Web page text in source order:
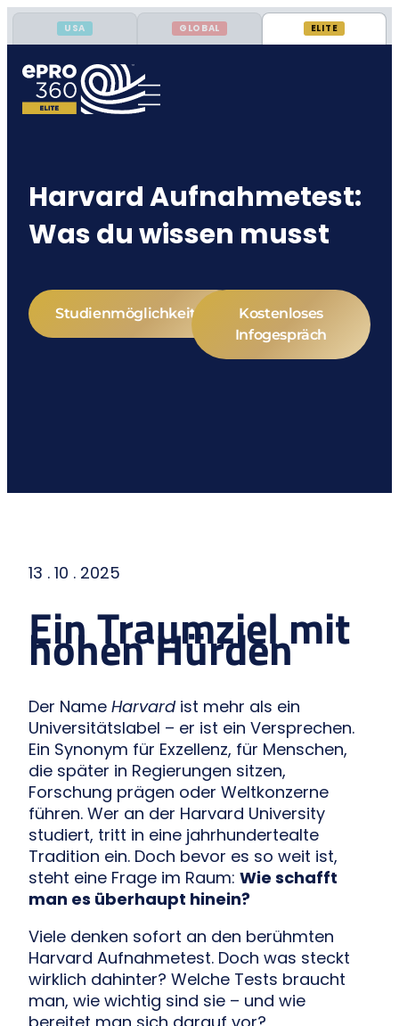
USA GLOBAL ELITE
Harvard Aufnahmetest:
Was du wissen musst
Studienmöglichkeiten
Kostenloses
Infogespräch
13 . 10 . 2025
Ein Traumziel mit
hohen Hürden
Der Name Harvardist mehr als ein
Universitätslabel – er ist ein Versprechen.
Ein Synonym für Exzellenz, für Menschen,
die später in Regierungen sitzen,
Forschung prägen oder Weltkonzerne
führen. Wer an der Harvard University
studiert, tritt in eine jahrhundertealte
Tradition ein. Doch bevor es so weit ist,
steht eine Frage im Raum: Wie schafft
man es überhaupt hinein?
Viele denken sofort an den berühmten
Harvard Aufnahmetest. Doch was steckt
wirklich dahinter? Welche Tests braucht
man, wie wichtig sind sie – und wie